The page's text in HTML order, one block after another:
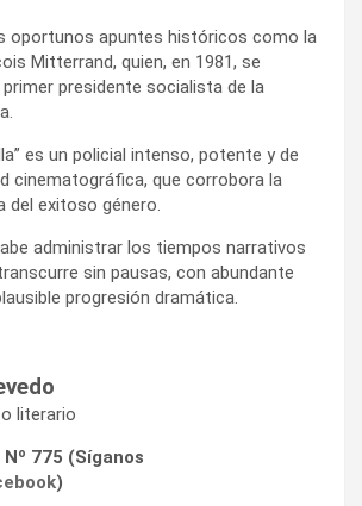
oportunos apuntes históricos como la
Mitterrand, quien, en 1981, se
presidente socialista de la
es un policial intenso, potente y de
cinematográfica, que corrobora la
del exitoso género.
administrar los tiempos narrativos
sin pausas, con abundante
progresión dramática.
literario
Nº 775 (Síganos
)